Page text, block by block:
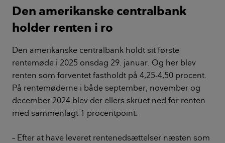
Den amerikanske centralbank
holder renten i ro
Den amerikanske centralbank holdt sit første
rentemøde i 2025 onsdag 29. januar. Og her blev
renten som forventet fastholdt på 4,25-4,50 procent.
På rentemøderne i både september, november og
december 2024 blev der ellers skruet ned for renten
med sammenlagt 1 procentpoint.
– Efter at have leveret rentenedsættelser næsten som